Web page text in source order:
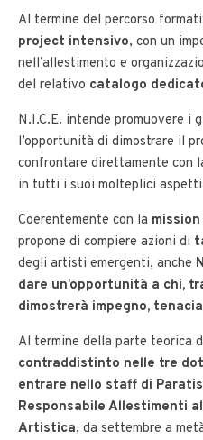
Al termine del percorso
project intensivo, con un
nell’allestimento e
del relativo catalogo
N.I.C.E. intende promuovere i
l’opportunità di dimostrare il
confrontare direttamente con
in tutti i suoi molteplici aspetti
Coerentemente con la
propone di compiere azioni di
degli artisti emergenti, anche
dare un’opportunità a chi,
dimostrerà impegno,
Al termine della parte teorica
contraddistinto nelle tre
entrare nello staff di
Responsabile Allestimenti
Artistica, da settembre a